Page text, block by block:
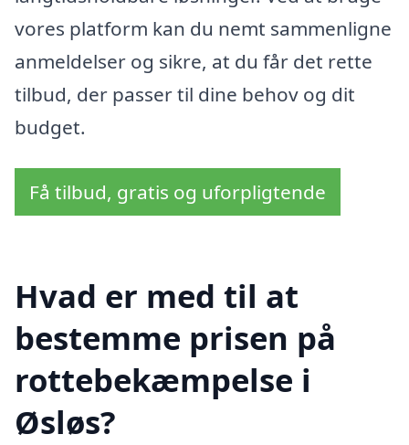
vores platform kan du nemt sammenligne
anmeldelser og sikre, at du får det rette
tilbud, der passer til dine behov og dit
budget.
Få tilbud, gratis og uforpligtende
Hvad er med til at
bestemme prisen på
rottebekæmpelse i
Øsløs?